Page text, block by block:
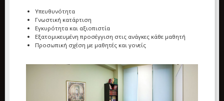
Υπευθυνότητα
Γνωστική κατάρτιση
Εγκυρότητα και αξιοπιστία
Εξατομικευμένη προσέγγιση στις ανάγκες κάθε μαθητή
Προσωπική σχέση με μαθητές και γονείς